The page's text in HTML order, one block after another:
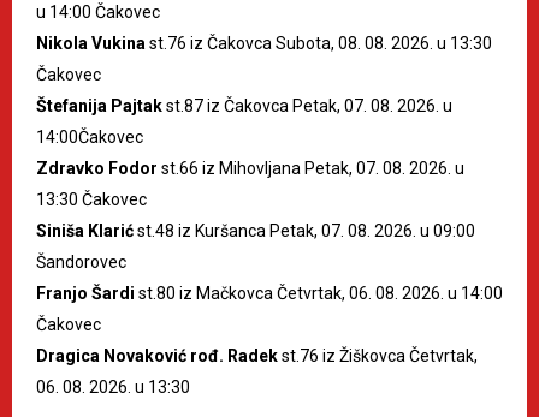
u 14:00 Čakovec
Nikola Vukina st.76 iz Čakovca Subota, 08. 08. 2026. u 13:30
Čakovec
Štefanija Pajtakst.87 iz Čakovca Petak, 07. 08. 2026. u
14:00Čakovec
Zdravko Fodor st.66 iz Mihovljana Petak, 07. 08. 2026. u
13:30 Čakovec
Siniša Klarićst.48 iz Kuršanca Petak, 07. 08. 2026. u 09:00
Šandorovec
Franjo Šardi st.80 iz Mačkovca Četvrtak, 06. 08. 2026. u 14:00
Čakovec
Dragica Novaković rođ. Radekst.76 iz Žiškovca Četvrtak,
06. 08. 2026. u 13:30